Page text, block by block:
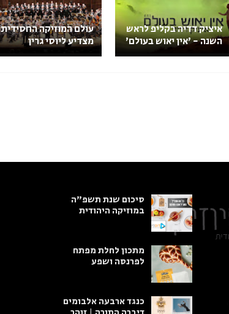
איציק דדיה בקליפ לראש
השנה - 'אין יאוש בעולם'
עולם המוזיקה החסידית
מצדיע ליוסי גרין
סיכום שנת תשפ"ה
במוזיקה היהודית
מתכון לחלת מפתח
לפרנסה ושפע
כנגד ארבעה אלבומים